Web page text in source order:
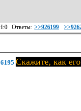
Ответы: >>926199
Скажите, как